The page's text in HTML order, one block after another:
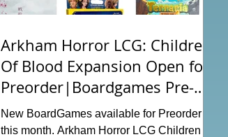
Arkham Horror LCG: Children
Of Blood Expansion Open for
Preorder|Boardgames Pre-
Order News July2026
New BoardGames available for Preorder for
this month. Arkham Horror LCG Children Of